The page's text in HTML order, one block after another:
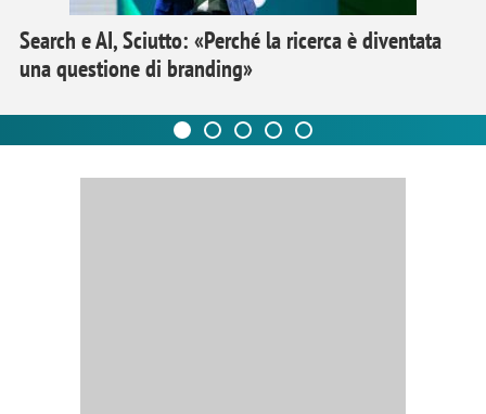
Search e AI, Sciutto: «Perché la ricerca è diventata
una questione di branding»